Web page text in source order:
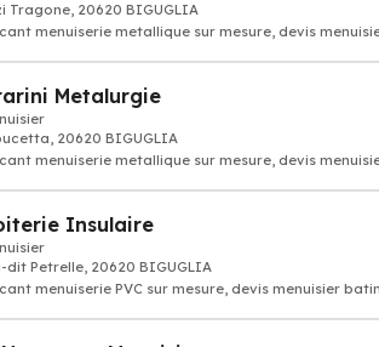
Tragone, 20620 BIGUGLIA
menuiserie metallique sur mesure, devis
Metalurgie
20620 BIGUGLIA
menuiserie metallique sur mesure, devis
Insulaire
dit Petrelle, 20620 BIGUGLIA
menuiserie PVC sur mesure, devis menuisier